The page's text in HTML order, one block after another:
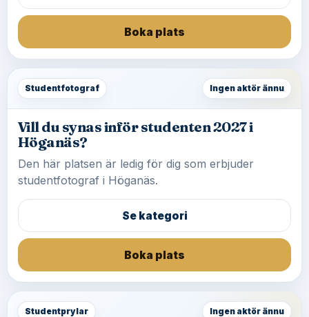
Boka plats
Studentfotograf Ingen aktör ännu
Vill du synas inför studenten 2027 i
Höganäs?
Den här platsen är ledig för dig som erbjuder
studentfotograf i Höganäs.
Se kategori
Boka plats
Studentprylar Ingen aktör ännu